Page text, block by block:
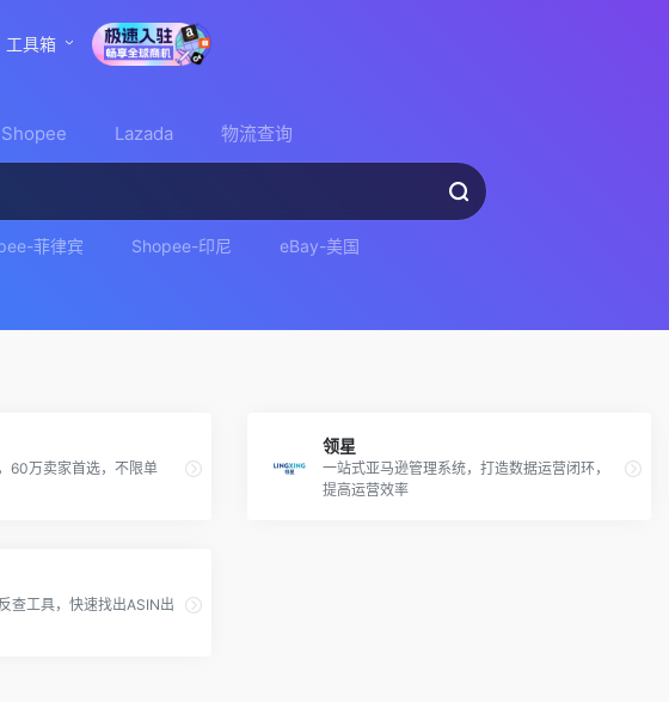
工具箱
Shopee Lazada 物流查询
菲律宾 Shopee-印尼 eBay-美国
60万卖家首选，不限单
领星
一站式亚马逊管理系统，打造数据运营闭环，
提高运营效率
查工具，快速找出ASIN出